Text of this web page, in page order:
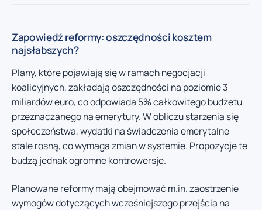
Zapowiedź reformy: oszczędności kosztem
najsłabszych?
Plany, które pojawiają się w ramach negocjacji
koalicyjnych, zakładają oszczędności na poziomie 3
miliardów euro, co odpowiada 5% całkowitego budżetu
przeznaczanego na emerytury. W obliczu starzenia się
społeczeństwa, wydatki na świadczenia emerytalne
stale rosną, co wymaga zmian w systemie. Propozycje te
budzą jednak ogromne kontrowersje.
Planowane reformy mają obejmować m.in. zaostrzenie
wymogów dotyczących wcześniejszego przejścia na